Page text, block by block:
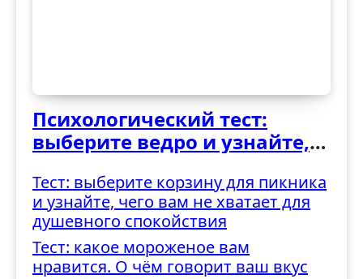
Психологический тест:
выберите ведро и узнайте,
трудностями
Тест: выберите корзину для пикника
и узнайте, чего вам не хватает для
душевного спокойствия
Тест: какое мороженое вам
нравится. О чём говорит ваш вкус